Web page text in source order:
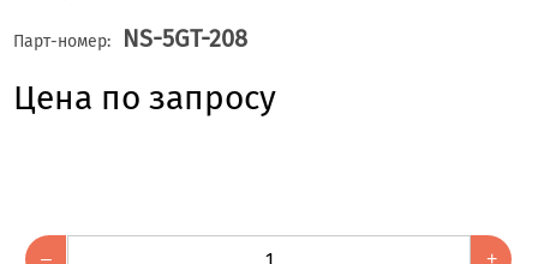
Парт-номер: NS-5GT-208
Цена по запросу
– +